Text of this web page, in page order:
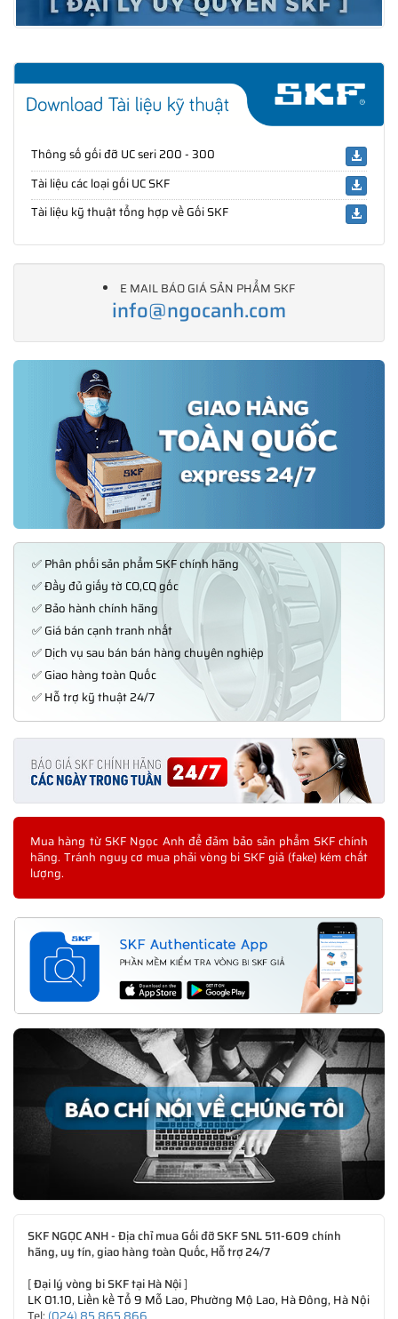
Thông số gối đỡ UC seri 200 - 300
Tài liệu các loại gối UC SKF
Tài liệu kỹ thuật tổng hợp về Gối SKF
E MAIL BÁO GIÁ SẢN PHẨM SKF
info@ngocanh.com
✅ Phân phối sản phẩm SKF chính hãng
✅ Đầy đủ giấy tờ CO,CQ gốc
✅ Bảo hành chính hãng
✅ Giá bán cạnh tranh nhất
✅ Dịch vụ sau bán bán hàng chuyên nghiệp
✅ Giao hàng toàn Quốc
✅ Hỗ trợ kỹ thuật 24/7
Mua hàng từ SKF Ngọc Anh để đảm bảo sản phẩm SKF chính
hãng. Tránh nguy cơ mua phải vòng bi SKF giả (fake) kém chất
lượng.
SKF NGỌC ANH - Địa chỉ mua Gối đỡ SKF SNL 511-609 chính
hãng, uy tín, giao hàng toàn Quốc, Hỗ trợ 24/7
[Đại lý vòng bi SKF tại Hà Nội]
LK 01.10, Liền kề Tổ 9 Mỗ Lao, Phường Mộ Lao, Hà Đông, Hà Nội